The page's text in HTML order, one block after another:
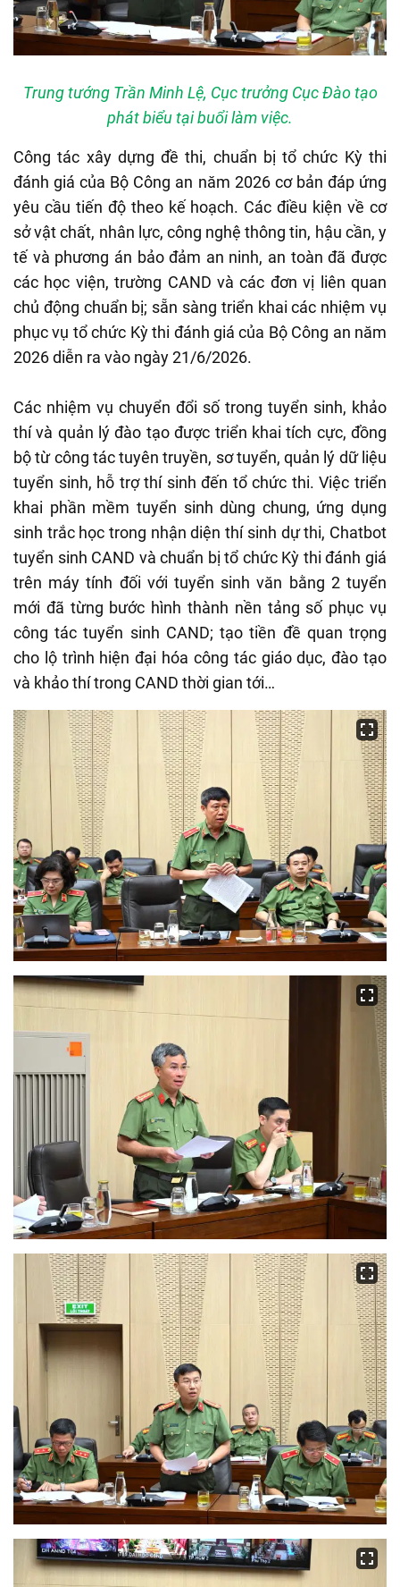
Trung tướng Trần Minh Lệ, Cục trưởng Cục Đào tạo
phát biểu tại buổi làm việc.
Công tác xây dựng đề thi, chuẩn bị tổ chức Kỳ thi
đánh giá của Bộ Công an năm 2026 cơ bản đáp ứng
yêu cầu tiến độ theo kế hoạch. Các điều kiện về cơ
sở vật chất, nhân lực, công nghệ thông tin, hậu cần, y
tế và phương án bảo đảm an ninh, an toàn đã được
các học viện, trường CAND và các đơn vị liên quan
chủ động chuẩn bị; sẵn sàng triển khai các nhiệm vụ
phục vụ tổ chức Kỳ thi đánh giá của Bộ Công an năm
2026 diễn ra vào ngày 21/6/2026.
Các nhiệm vụ chuyển đổi số trong tuyển sinh, khảo
thí và quản lý đào tạo được triển khai tích cực, đồng
bộ từ công tác tuyên truyền, sơ tuyển, quản lý dữ liệu
tuyển sinh, hỗ trợ thí sinh đến tổ chức thi. Việc triển
khai phần mềm tuyển sinh dùng chung, ứng dụng
sinh trắc học trong nhận diện thí sinh dự thi, Chatbot
tuyển sinh CAND và chuẩn bị tổ chức Kỳ thi đánh giá
trên máy tính đối với tuyển sinh văn bằng 2 tuyển
mới đã từng bước hình thành nền tảng số phục vụ
công tác tuyển sinh CAND; tạo tiền đề quan trọng
cho lộ trình hiện đại hóa công tác giáo dục, đào tạo
và khảo thí trong CAND thời gian tới…